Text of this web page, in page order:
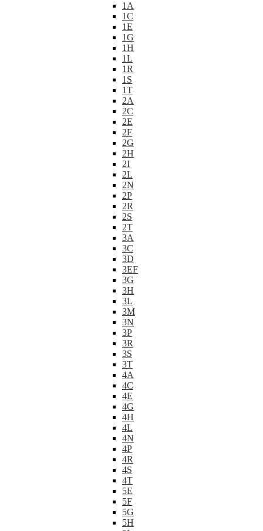
1A
1C
1E
1G
1H
1L
1R
1S
1T
2A
2C
2E
2F
2G
2H
2I
2L
2N
2P
2R
2S
2T
3A
3C
3D
3EF
3G
3H
3L
3M
3N
3P
3R
3S
3T
4A
4C
4E
4G
4H
4L
4N
4P
4R
4S
4T
5E
5F
5G
5H